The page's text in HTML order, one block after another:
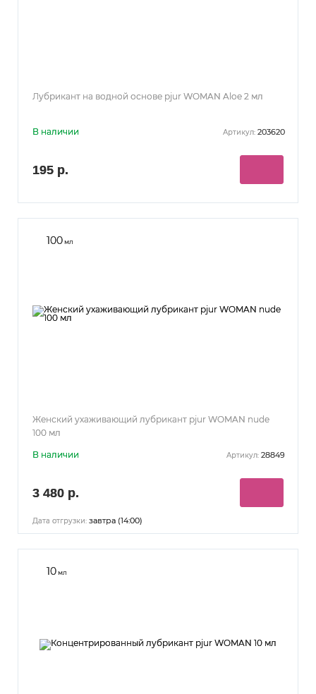
Лубрикант на водной основе pjur WOMAN Aloe 2 мл
В наличии Артикул: 203620
195 р.
100мл
Женский ухаживающий лубрикант pjur WOMAN nude
100 мл
В наличии Артикул: 28849
3 480 р.
Дата отгрузки: завтра (14:00)
10мл